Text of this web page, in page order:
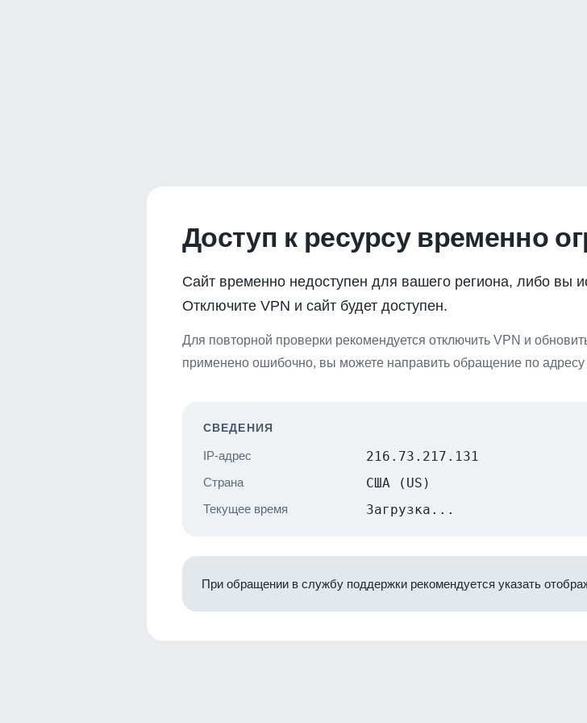
Доступ к ресурсу временно
Сайт временно недоступен для вашего региона, либо вы
Отключите VPN и сайт будет доступен.
Для повторной проверки рекомендуется отключить VPN и
применено ошибочно, вы можете направить обращение по адресу
СВЕДЕНИЯ
IP-адрес 216.73.217.131
Страна США (US)
Текущее время Загрузка...
При обращении в службу поддержки рекомендуется указать